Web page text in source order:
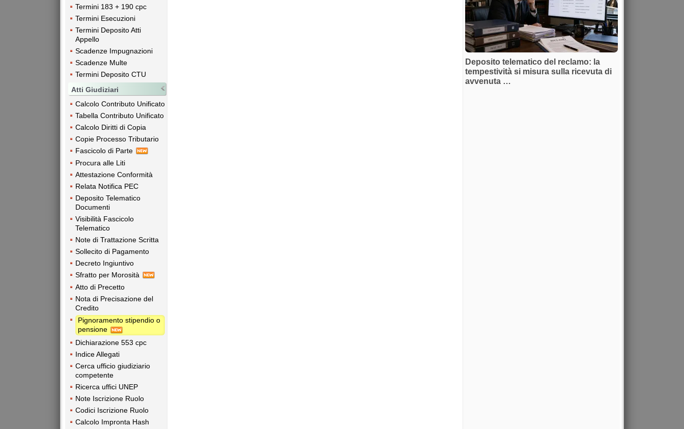
Termini 183 + 190 cpc
Termini Esecuzioni
Termini Deposito Atti
Appello
Scadenze Impugnazioni
Scadenze Multe
Termini Deposito CTU
Atti Giudiziari
Calcolo Contributo Unificato
Tabella Contributo Unificato
Calcolo Diritti di Copia
Copie Processo Tributario
Fascicolo di Parte
Procura alle Liti
Attestazione Conformità
Relata Notifica PEC
Deposito Telematico
Documenti
Visibilità Fascicolo
Telematico
Note di Trattazione Scritta
Sollecito di Pagamento
Decreto Ingiuntivo
Sfratto per Morosità
Atto di Precetto
Nota di Precisazione del
Credito
Pignoramento stipendio o
pensione
Dichiarazione 553 cpc
Indice Allegati
Cerca ufficio giudiziario
competente
Ricerca uffici UNEP
Note Iscrizione Ruolo
Codici Iscrizione Ruolo
Calcolo Impronta Hash
Deposito telematico del reclamo: la
tempestività si misura sulla ricevuta di
avvenuta …